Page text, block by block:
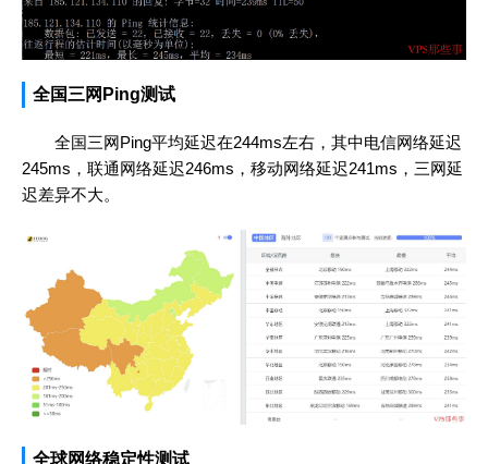
全国三网Ping测试
全国三网Ping平均延迟在244ms左右，其中电信网络延迟
245ms，联通网络延迟246ms，移动网络延迟241ms，三网延
迟差异不大。
全球网络稳定性测试